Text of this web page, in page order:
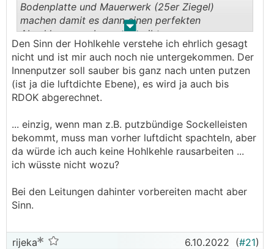
. .
Bodenplatte und Mauerwerk (25er Ziegel)
machen damit es dann einen perfekten
Abschluss vom Innenputz gibt.
Den Sinn der Hohlkehle verstehe ich ehrlich gesagt
nicht und ist mir auch noch nie untergekommen. Der
Innenputzer soll sauber bis ganz nach unten putzen
(ist ja die luftdichte Ebene), es wird ja auch bis
RDOK abgerechnet.
... einzig, wenn man z.B. putzbündige Sockelleisten
bekommt, muss man vorher luftdicht spachteln, aber
da würde ich auch keine Hohlkehle rausarbeiten ...
ich wüsste nicht wozu?
Bei den Leitungen dahinter vorbereiten macht aber
Sinn.
rijeka 6.10.2022 (#21)